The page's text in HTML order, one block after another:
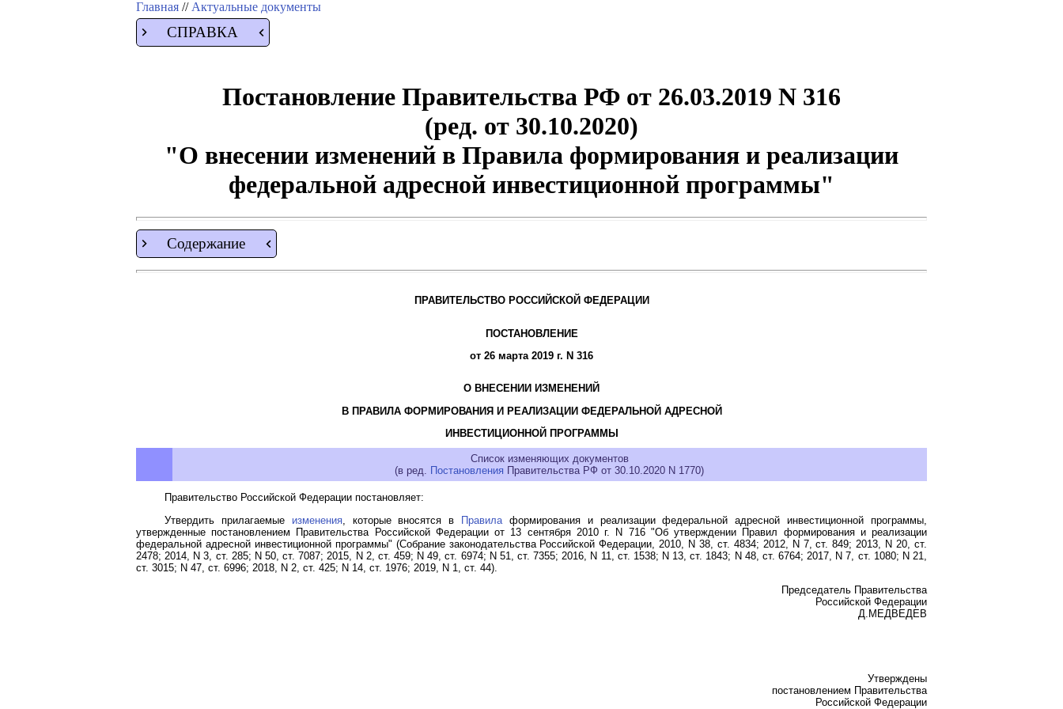
Главная // Актуальные документы
СПРАВКА
Постановление Правительства РФ от 26.03.2019 N 316
(ред. от 30.10.2020)
"О внесении изменений в Правила формирования и реализации
федеральной адресной инвестиционной программы"
Содержание
ПРАВИТЕЛЬСТВО РОССИЙСКОЙ ФЕДЕРАЦИИ
ПОСТАНОВЛЕНИЕ
от 26 марта 2019 г. N 316
О ВНЕСЕНИИ ИЗМЕНЕНИЙ
В ПРАВИЛА ФОРМИРОВАНИЯ И РЕАЛИЗАЦИИ ФЕДЕРАЛЬНОЙ АДРЕСНОЙ
ИНВЕСТИЦИОННОЙ ПРОГРАММЫ
Список изменяющих документов
(в ред. Постановления Правительства РФ от 30.10.2020 N 1770)
Правительство Российской Федерации постановляет:
Утвердить прилагаемые изменения, которые вносятся в Правила формирования и реализации федеральной адресной инвестиционной программы,
утвержденные постановлением Правительства Российской Федерации от 13 сентября 2010 г. N 716 "Об утверждении Правил формирования и реализации
федеральной адресной инвестиционной программы" (Собрание законодательства Российской Федерации, 2010, N 38, ст. 4834; 2012, N 7, ст. 849; 2013, N 20, ст.
2478; 2014, N 3, ст. 285; N 50, ст. 7087; 2015, N 2, ст. 459; N 49, ст. 6974; N 51, ст. 7355; 2016, N 11, ст. 1538; N 13, ст. 1843; N 48, ст. 6764; 2017, N 7, ст. 1080; N 21,
ст. 3015; N 47, ст. 6996; 2018, N 2, ст. 425; N 14, ст. 1976; 2019, N 1, ст. 44).
Председатель Правительства
Российской Федерации
Д.МЕДВЕДЕВ
Утверждены
постановлением Правительства
Российской Федерации